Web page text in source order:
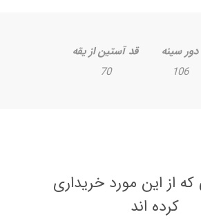
دور سینه
قد آستین از یقه
106
70
از این مورد خریداری
کرده اند